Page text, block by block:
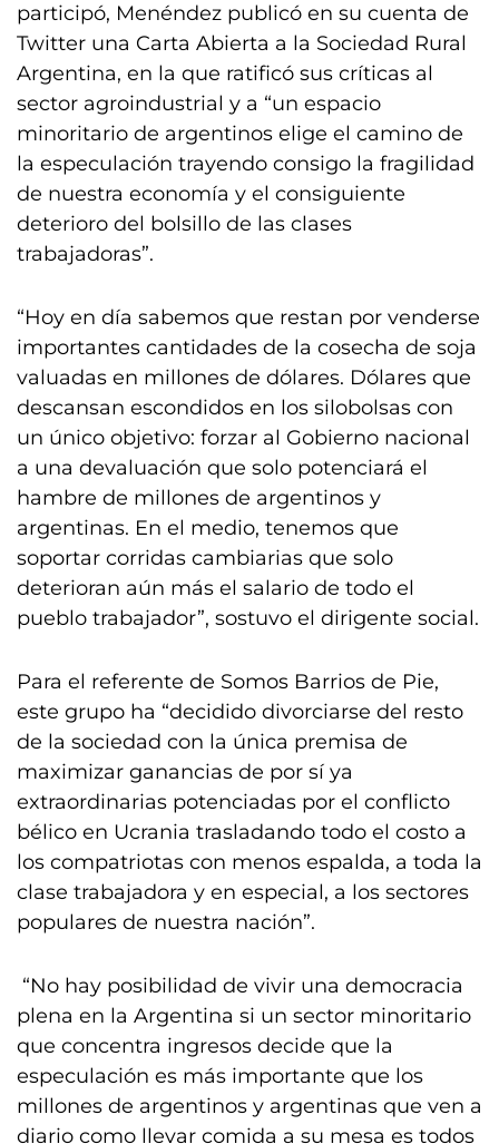
participó, Menéndez publicó en su cuenta de
Twitter una Carta Abierta a la Sociedad Rural
Argentina, en la que ratificó sus críticas al
sector agroindustrial y a “un espacio
minoritario de argentinos elige el camino de
la especulación trayendo consigo la fragilidad
de nuestra economía y el consiguiente
deterioro del bolsillo de las clases
trabajadoras”.
“Hoy en día sabemos que restan por venderse
importantes cantidades de la cosecha de soja
valuadas en millones de dólares. Dólares que
descansan escondidos en los silobolsas con
un único objetivo: forzar al Gobierno nacional
a una devaluación que solo potenciará el
hambre de millones de argentinos y
argentinas. En el medio, tenemos que
soportar corridas cambiarias que solo
deterioran aún más el salario de todo el
pueblo trabajador”, sostuvo el dirigente social.
Para el referente de Somos Barrios de Pie,
este grupo ha “decidido divorciarse del resto
de la sociedad con la única premisa de
maximizar ganancias de por sí ya
extraordinarias potenciadas por el conflicto
bélico en Ucrania trasladando todo el costo a
los compatriotas con menos espalda, a toda la
clase trabajadora y en especial, a los sectores
populares de nuestra nación”.
“No hay posibilidad de vivir una democracia
plena en la Argentina si un sector minoritario
que concentra ingresos decide que la
especulación es más importante que los
millones de argentinos y argentinas que ven a
diario como llevar comida a su mesa es todos